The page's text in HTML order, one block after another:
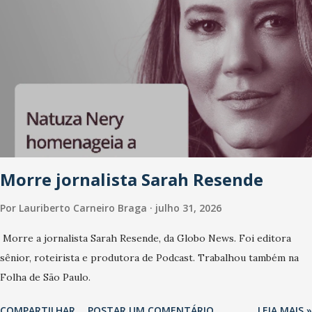
Morre jornalista Sarah Resende
Por Lauriberto Carneiro Braga julho 31, 2026
Morre a jornalista Sarah Resende, da Globo News. Foi editora
sênior, roteirista e produtora de Podcast. Trabalhou também na
Folha de São Paulo.